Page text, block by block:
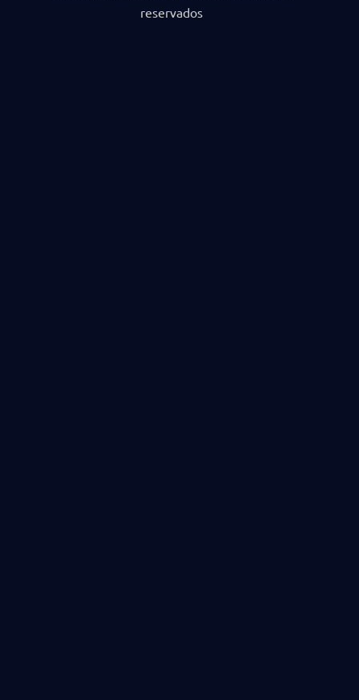
reservados